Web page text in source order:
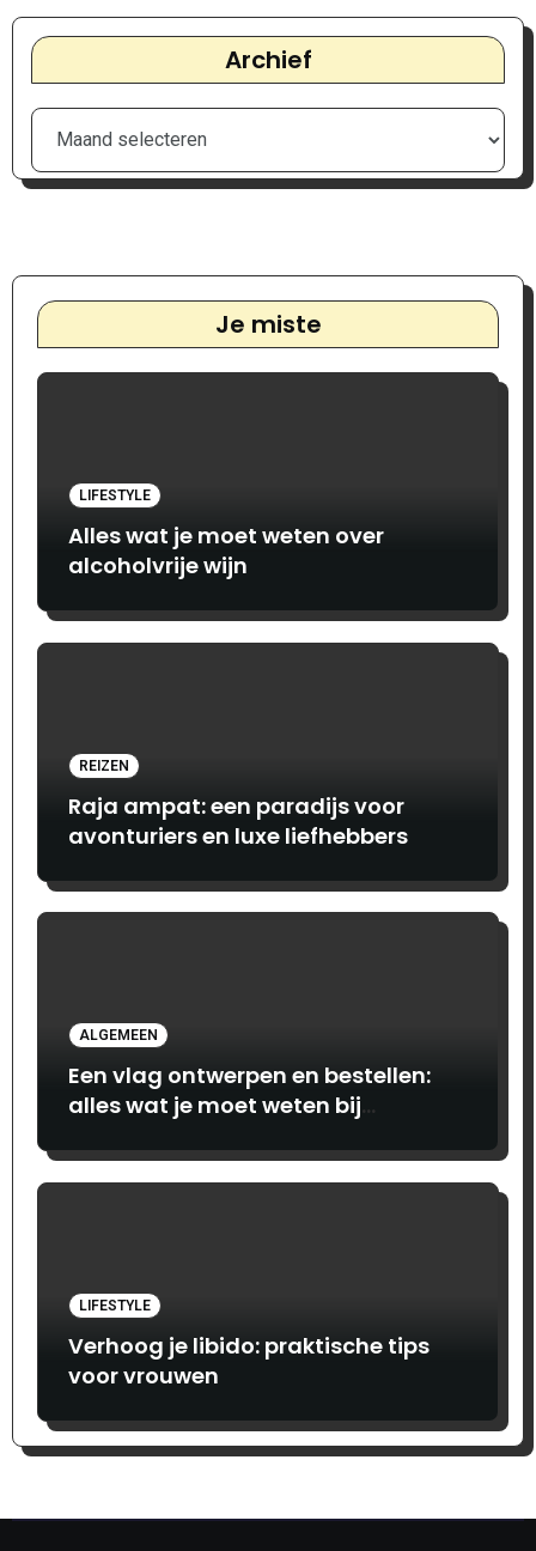
Archief
Je miste
LIFESTYLE
Alles wat je moet weten over
alcoholvrije wijn
REIZEN
Raja ampat: een paradijs voor
avonturiers en luxe liefhebbers
ALGEMEEN
Een vlag ontwerpen en bestellen:
alles wat je moet weten bij
LIFESTYLE
Verhoog je libido: praktische tips
voor vrouwen